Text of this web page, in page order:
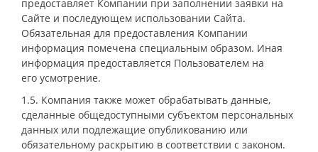
предоставляет Компании при заполнении заявки на
Сайте и последующем использовании Сайта.
Обязательная для предоставления Компании
информация помечена специальным образом. Иная
информация предоставляется Пользователем на
его усмотрение.
1.5. Компания также может обрабатывать данные,
сделанные общедоступными субъектом персональных
данных или подлежащие опубликованию или
обязательному раскрытию в соответствии с законом.